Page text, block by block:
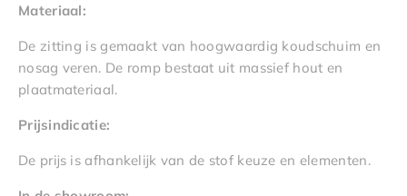
Materiaal:
De zitting is gemaakt van hoogwaardig koudschuim en
nosag veren. De romp bestaat uit massief hout en
plaatmateriaal.
Prijsindicatie:
De prijs is afhankelijk van de stof keuze en elementen.